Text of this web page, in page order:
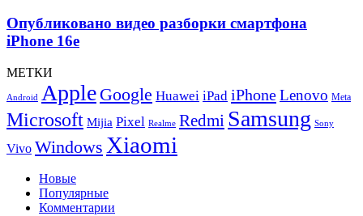
Опубликовано видео разборки смартфона
iPhone 16e
МЕТКИ
Android Apple Google Huawei iPad iPhoneLenovo Meta
Microsoft Mijia Pixel Realme Redmi Samsung Sony
Vivo Windows Xiaomi
Новые
Популярные
Комментарии